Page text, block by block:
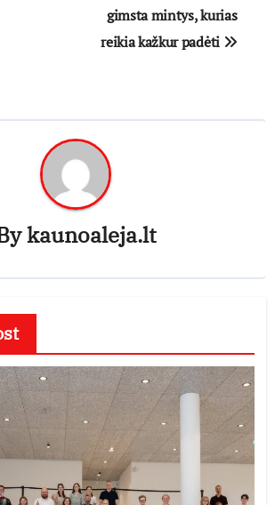
gimsta mintys, kurias
reikia kažkur padėti
kaunoaleja.lt